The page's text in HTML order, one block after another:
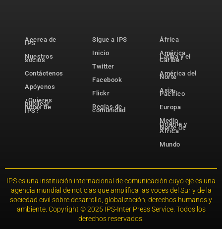
Acerca de
IPS
Nuestros
socios
Contáctenos
Apóyenos
¿Quieres
publicar
notas de
IPS?
Sigue a IPS
Inicio
Twitter
Facebook
Flickr
Reglas de
comunidad
África
América
Latina y el
Caribe
América del
Norte
Asia-
Pacífico
Europa
Medio
Oriente y
Norte de
África
Mundo
IPS es una institución internacional de comunicación cuyo eje es una
agencia mundial de noticias que amplifica las voces del Sur y de la
sociedad civil sobre desarrollo, globalización, derechos humanos y
ambiente. Copyright © 2025 IPS-Inter Press Service. Todos los
derechos reservados.